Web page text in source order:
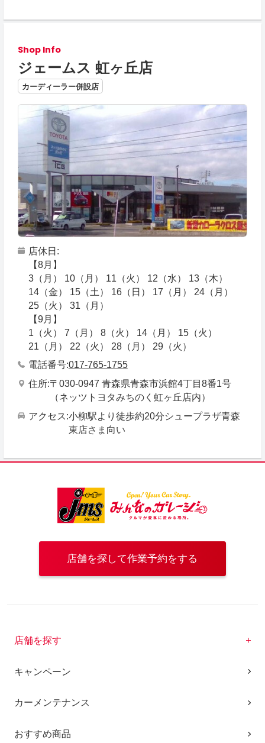
Shop Info
ジェームス 虹ヶ丘店
カーディーラー併設店
店休日
【8月】
3（月） 10（月） 11（火） 12（水） 13（木）
14（金） 15（土） 16（日） 17（月） 24（月）
25（火） 31（月）
【9月】
1（火） 7（月） 8（火） 14（月） 15（火）
21（月） 22（火） 28（月） 29（火）
電話番号 017-765-1755
住所 〒030-0947 青森県青森市浜館4丁目8番1号
（ネッツトヨタみちのく虹ヶ丘店内）
アクセス 小柳駅より徒歩約20分シュープラザ青森
東店さま向い
店舗を探して作業予約をする
店舗を探す
キャンペーン
カーメンテナンス
おすすめ商品